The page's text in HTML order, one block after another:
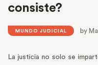
consiste?
MUNDO JUDICIAL by
La justicia no solo se